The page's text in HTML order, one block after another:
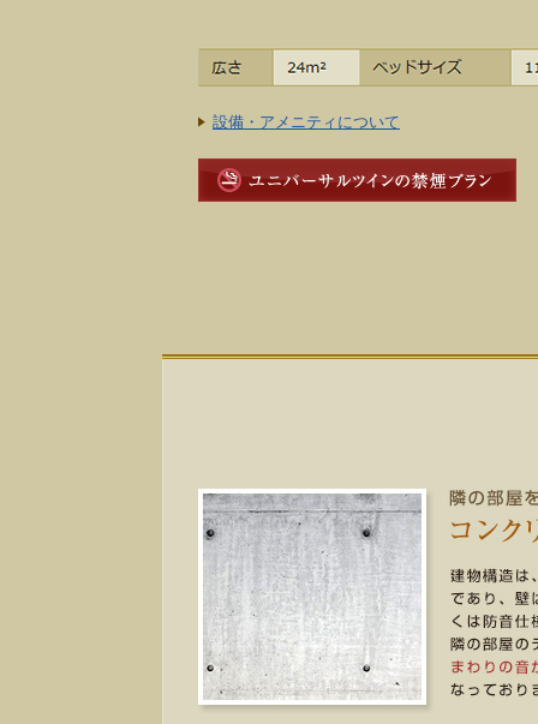
設備・アメニティについて